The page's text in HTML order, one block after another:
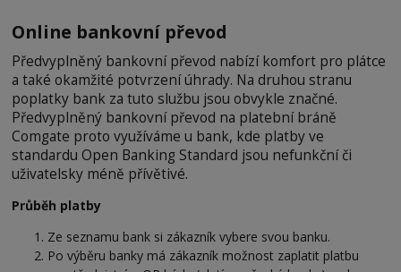
Online bankovní převod
Předvyplněný bankovní převod nabízí komfort pro plátce
a také okamžité potvrzení úhrady. Na druhou stranu
poplatky bank za tuto službu jsou obvykle značné.
Předvyplněný bankovní převod na platební bráně
Comgate proto využíváme u bank, kde platby ve
standardu Open Banking Standard jsou nefunkční či
uživatelsky méně přívětivé.
Průběh platby
Ze seznamu bank si zákazník vybere svou banku.
Po výběru banky má zákazník možnost zaplatit platbu